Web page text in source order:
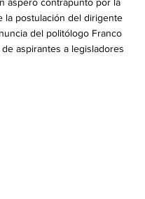
la postulación del dirigente
del politólogo Franco
de aspirantes a legisladores